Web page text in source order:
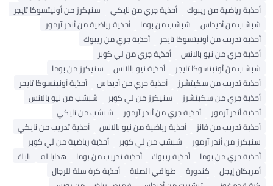
أحذية رياضية من ريبوك
أحذية جري من نايكي
سنيكرز من أونيتسوكا تايجر
شبشب من أديداس
شبشب من بوما
أحذية رياضية من أندر آرمور
أحذية تدريب من أونيتسوكا تايجر
أحذية جري من ريبوك
أحذية جري من نيو بالانس
أحذية جري من لي كوبر
شبشب من أونيتسوكا تايجر
أحذية نيو بالانس
سنيكرز من بوما
أحذية تدريب من سكيتشرز
أحذية جري من أديداس
أحذية أونيتسوكا تايجر
أحذية جري من سكيتشرز
سنيكرز من لي كوبر
شبشب من نيو بالانس
أحذية أندر آرمور
أحذية جري من أندر آرمور
شبشب من نايكي
أحذية تدريب من فانز
أحذية رياضية من نيو بالانس
أحذية تدريب من نايكي
سنيكرز من أندر آرمور
شبشب من لي كوبر
أحذية رياضية من لي كوبر
أحذية جري من بوما
أحذية ريبوك أحذية تدريب من بوما هدايا له
نايك
أمريكان إيجل
كندورة طواقي الصلاة
أحذية كرة سلة للرجال